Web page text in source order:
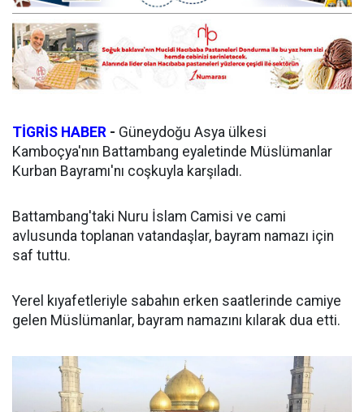
TİGRİS HABER - Güneydoğu Asya ülkesi
Kamboçya'nın Battambang eyaletinde Müslümanlar
Kurban Bayramı'nı coşkuyla karşıladı.
Battambang'taki Nuru İslam Camisi ve cami
avlusunda toplanan vatandaşlar, bayram namazı için
saf tuttu.
Yerel kıyafetleriyle sabahın erken saatlerinde camiye
gelen Müslümanlar, bayram namazını kılarak dua etti.